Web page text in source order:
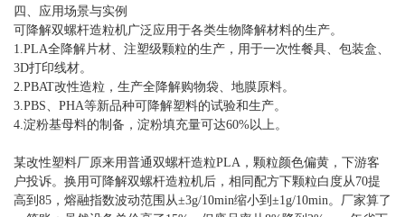
四、应用场景与实例
可降解双螺杆造粒机广泛应用于各类生物降解材料的生产。
1.PLA全降解片材、注塑级颗粒的生产，用于一次性餐具、包装盒、
3D打印线材。
2.PBAT改性造粒，生产全降解购物袋、地膜原料。
3.PBS、PHA等新品种可降解塑料的试验和生产。
4.淀粉基母料的制备，淀粉填充量可达60%以上。
某改性塑料厂原来用普通双螺杆造粒PLA，颗粒颜色偏黄，下游客
户投诉。换用可降解双螺杆造粒机后，相同配方下颗粒白度从70提
高到85，熔融指数波动范围从±3g/10min缩小到±1g/10min。厂家算了